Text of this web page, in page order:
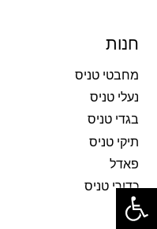
חנות
מחבטי טניס
נעלי טניס
בגדי טניס
תיקי טניס
פאדל
כדורי טניס
פתח סרגל